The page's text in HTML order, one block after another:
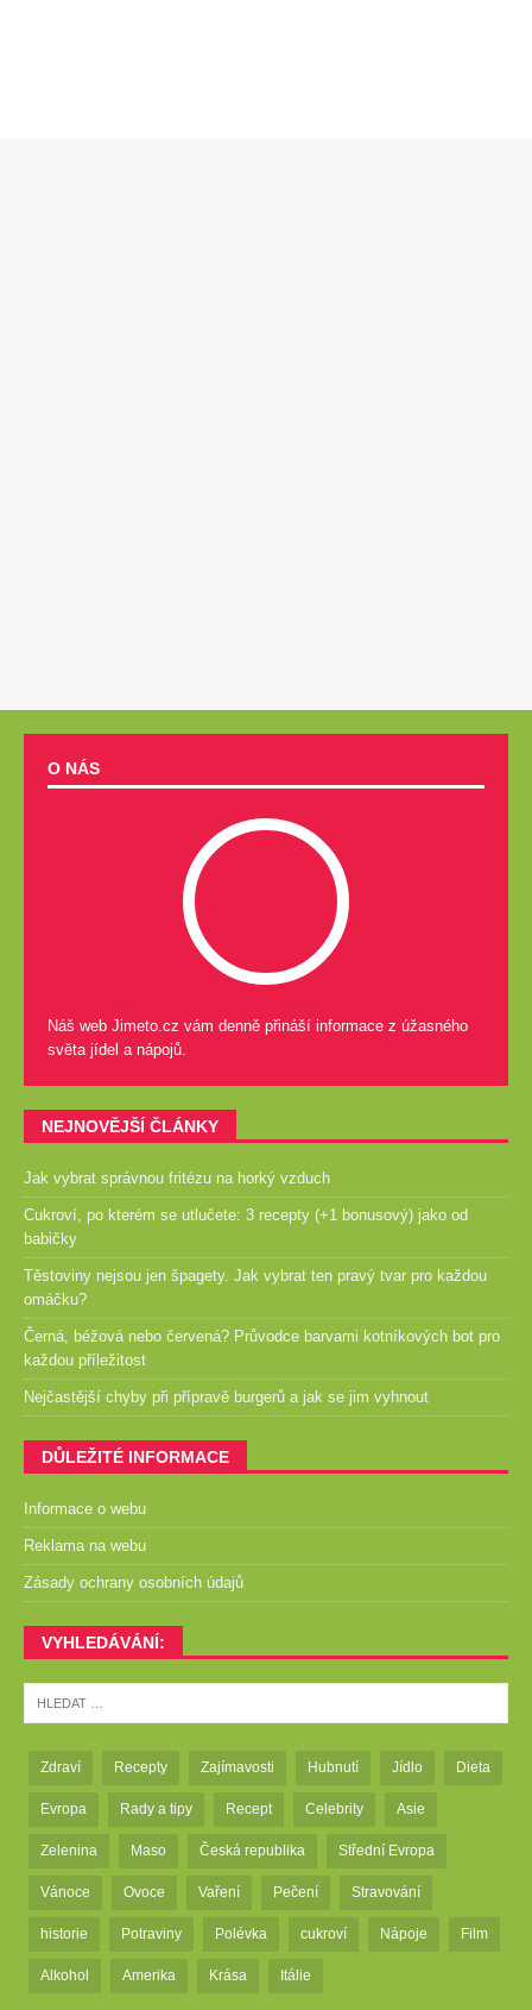
O NÁS
Náš web Jimeto.cz vám denně přináší informace z úžasného
světa jídel a nápojů.
NEJNOVĚJŠÍ ČLÁNKY
Jak vybrat správnou fritézu na horký vzduch
Cukroví, po kterém se utlučete: 3 recepty (+1 bonusový) jako od
babičky
Těstoviny nejsou jen špagety. Jak vybrat ten pravý tvar pro každou
omáčku?
Černá, béžová nebo červená? Průvodce barvami kotníkových bot pro
každou příležitost
Nejčastější chyby při přípravě burgerů a jak se jim vyhnout
DŮLEŽITÉ INFORMACE
Informace o webu
Reklama na webu
Zásady ochrany osobních údajů
VYHLEDÁVÁNÍ:
Zdraví Recepty Zajímavosti Hubnutí Jídlo Dieta
Evropa Rady a tipy Recept Celebrity Asie
Zelenina Maso Česká republika Střední Evropa
Vánoce Ovoce Vaření Pečení Stravování
historie Potraviny Polévka cukroví Nápoje Film
Alkohol Amerika Krása Itálie